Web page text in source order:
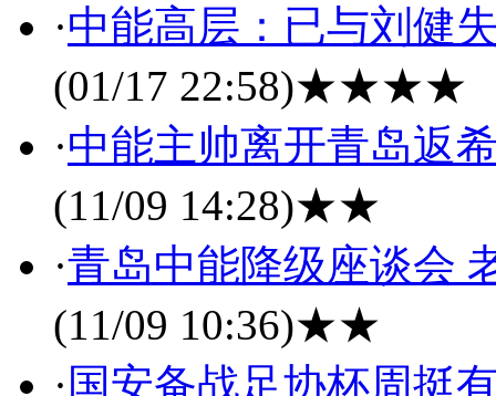
·中能高层：已与刘健
(01/17 22:58)★★★★
·中能主帅离开青岛返
(11/09 14:28)★★
·青岛中能降级座谈会
(11/09 10:36)★★
· 国安备战足协杯周挺